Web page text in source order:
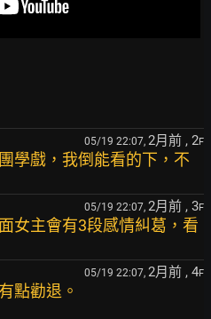
05/19 22:07, 2月前 , 2F
學戲，我倒能看的下，不
05/19 22:07, 2月前 , 3F
女主會有3段感情糾葛，看
05/19 22:07, 2月前 , 4F
點勸退。